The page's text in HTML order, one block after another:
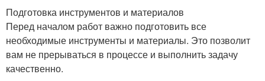
Подготовка инструментов и материалов
Перед началом работ важно подготовить все
необходимые инструменты и материалы. Это позволит
вам не прерываться в процессе и выполнить задачу
качественно.